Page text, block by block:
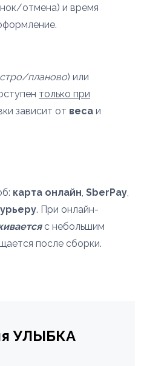
отмена) и время
планово) или
только при
зависит от веса и
карта онлайн, SberPay,
. При онлайн-
с небольшим
после сборки.
УЛЫБКА